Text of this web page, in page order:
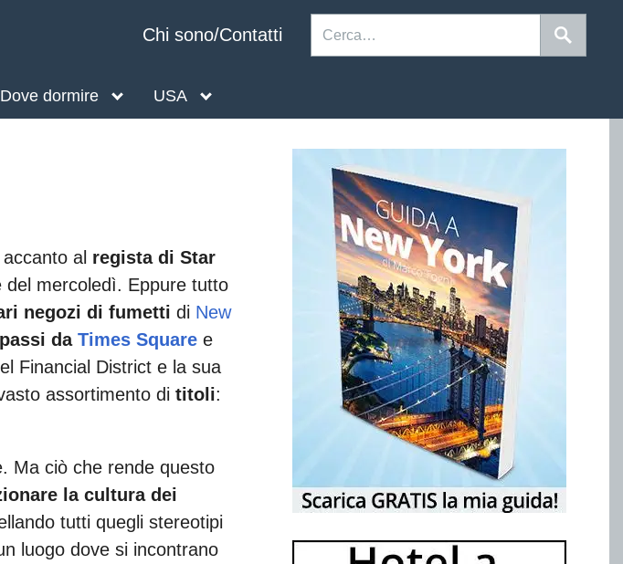
Chi sono/Contatti
Dove dormire USA
al regista di Star
del mercoledì. Eppure tutto
negozi di fumetti di New
da Times Square e
Financial District e la sua
assortimento di titoli:
Ma ciò che rende questo
la cultura dei
tutti quegli stereotipi
luogo dove si incontrano